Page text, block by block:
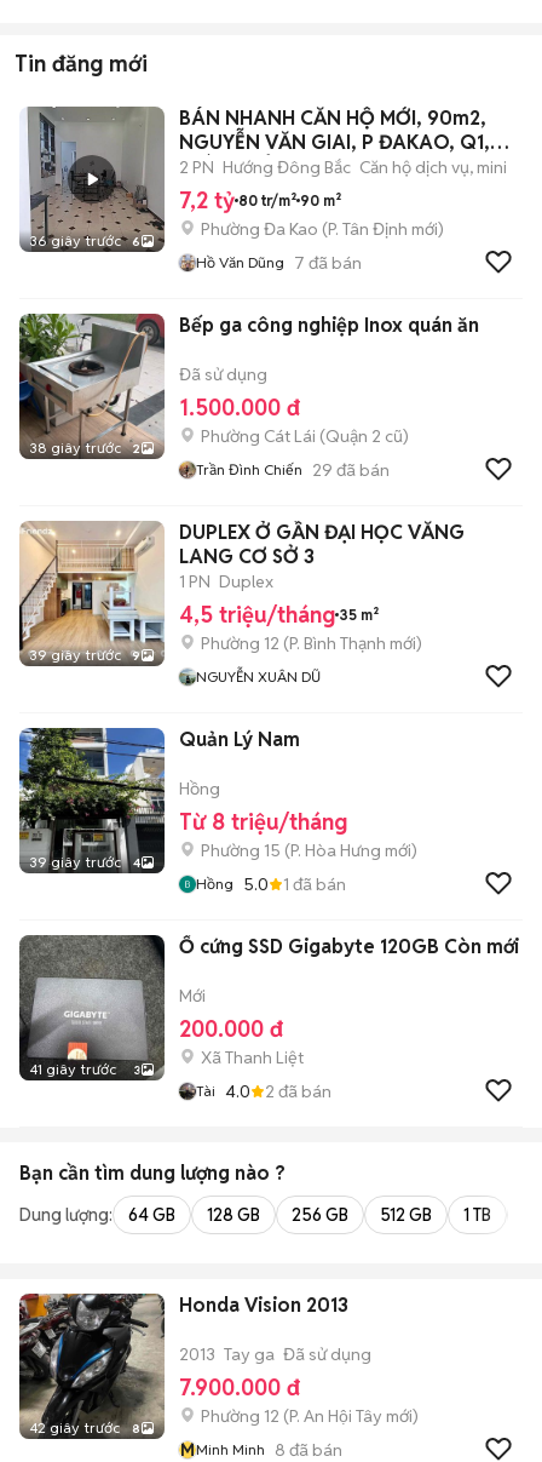
Tin đăng mới
36 giây trước 6
BÁN NHANH CĂN HỘ MỚI, 90m2,
NGUYỄN VĂN GIAI, P ĐAKAO, Q1,
GIÁ 7,2 TỶ,
2 PN Hướng Đông Bắc Căn hộ dịch vụ, mini
7,2 tỷ 80 tr/m² 90 m²
Phường Đa Kao (P. Tân Định mới)
Hồ Văn Dũng 7 đã bán
38 giây trước 2
Bếp ga công nghiệp Inox quán ăn
Đã sử dụng
1.500.000 đ
Phường Cát Lái (Quận 2 cũ)
Trần Đình Chiến 29 đã bán
39 giây trước 9
DUPLEX Ở GẦN ĐẠI HỌC VĂNG
LANG CƠ SỞ 3
1 PN Duplex
4,5 triệu/tháng 35 m²
Phường 12 (P. Bình Thạnh mới)
NGUYỄN XUÂN DŨ
39 giây trước 4
Quản Lý Nam
Hồng
Từ 8 triệu/tháng
Phường 15 (P. Hòa Hưng mới)
Hồng 5.0 1 đã bán
41 giây trước 3
Ổ cứng SSD Gigabyte 120GB Còn mới
Mới
200.000 đ
Xã Thanh Liệt
Tài 4.0 2 đã bán
Bạn cần tìm dung lượng nào ?
Dung lượng: 64 GB 128 GB 256 GB 512 GB 1 TB
42 giây trước 8
Honda Vision 2013
2013 Tay ga Đã sử dụng
7.900.000 đ
Phường 12 (P. An Hội Tây mới)
MMinh Minh 8 đã bán